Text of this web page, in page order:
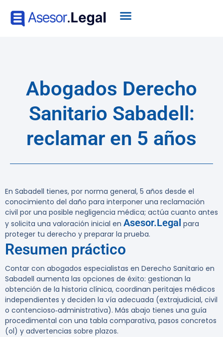
Abogados Derecho
Sanitario Sabadell:
reclamar en 5 años
En Sabadell tienes, por norma general, 5 años desde el
conocimiento del daño para interponer una reclamación
civil por una posible negligencia médica; actúa cuanto antes
y solicita una valoración inicial en Asesor.Legal para
proteger tu derecho y preparar la prueba.
Resumen práctico
Contar con abogados especialistas en Derecho Sanitario en
Sabadell aumenta las opciones de éxito: gestionan la
obtención de la historia clínica, coordinan peritajes médicos
independientes y deciden la vía adecuada (extrajudicial, civil
o contencioso‑administrativa). Más abajo tienes una guía
procedimental con una tabla comparativa, pasos concretos
(ol) y advertencias sobre plazos.